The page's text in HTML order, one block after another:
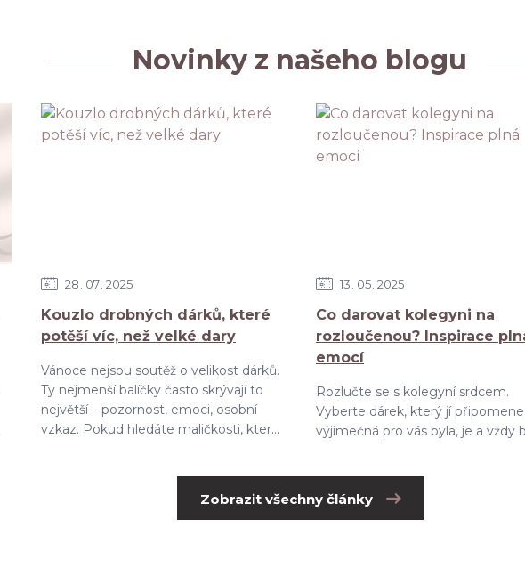
Novinky z našeho blogu
28 07 2025
Kouzlo drobných dárků, které
potěší víc, než velké dary
Vánoce nejsou soutěž o velikost dárků.
Ty nejmenší balíčky často skrývají to
největší – pozornost, emoci, osobní
vzkaz. Pokud hledáte maličkosti, kter...
13 05 2025
Co darovat kolegyni na
rozloučenou? Inspirace
emocí
Rozlučte se s kolegyní srdcem.
Vyberte dárek, který jí
výjimečná pro vás byla, je a vždy
Zobrazit všechny články